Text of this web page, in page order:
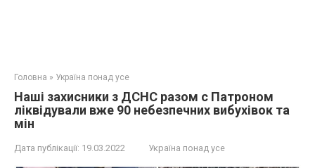
Головна » Україна понад усе
Наші захисники з ДСНС разом с Патроном
ліквідували вже 90 небезпечних вибухівок та
мін
Дата публікації: 19.03.2022 Україна понад усе